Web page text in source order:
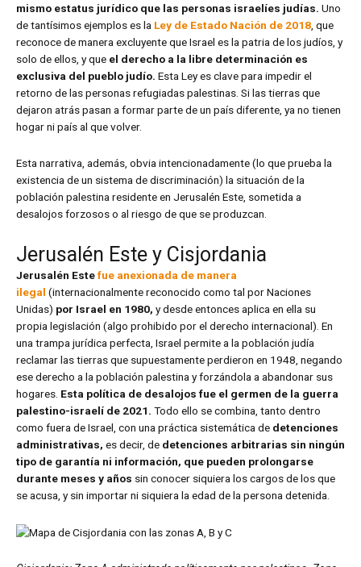
mismo estatus jurídico que las personas israelíes judías. Uno
de tantísimos ejemplos es la Ley de Estado Nación de 2018, que
reconoce de manera excluyente que Israel es la patria de los judíos, y
solo de ellos, y que el derecho a la libre determinación es
exclusiva del pueblo judío. Esta Ley es clave para impedir el
retorno de las personas refugiadas palestinas. Si las tierras que
dejaron atrás pasan a formar parte de un país diferente, ya no tienen
hogar ni país al que volver.
Esta narrativa, además, obvia intencionadamente (lo que prueba la
existencia de un sistema de discriminación) la situación de la
población palestina residente en Jerusalén Este, sometida a
desalojos forzosos o al riesgo de que se produzcan.
Jerusalén Este y Cisjordania
Jerusalén Estefue anexionada de manera
ilegal (internacionalmente reconocido como tal por Naciones
Unidas) por Israel en 1980, y desde entonces aplica en ella su
propia legislación (algo prohibido por el derecho internacional). En
una trampa jurídica perfecta, Israel permite a la población judía
reclamar las tierras que supuestamente perdieron en 1948, negando
ese derecho a la población palestina y forzándola a abandonar sus
hogares. Esta política de desalojos fue el germen de la guerra
palestino-israelí de 2021. Todo ello se combina, tanto dentro
como fuera de Israel, con una práctica sistemática de detenciones
administrativas, es decir, de detenciones arbitrarias sin ningún
tipo de garantía ni información, que pueden prolongarse
durante meses y años sin conocer siquiera los cargos de los que
se acusa, y sin importar ni siquiera la edad de la persona detenida.